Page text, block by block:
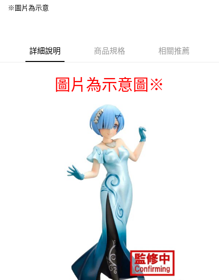
每筆NT$65，滿NT$1,300(含以上)免運費
7-11取貨付款
每筆NT$100，滿NT$1,300(含以上)免運費
宅配-離島(澎湖/金門/馬祖)-木棉花樂園專用
※圖片為示意
詳細說明 商品規格 相關推薦
圖片為示意圖 ※